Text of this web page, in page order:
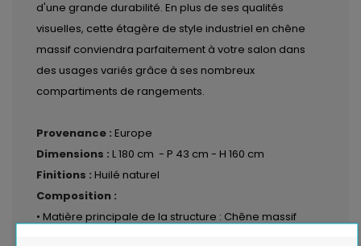
d'une grande durabilité. En plus de ses qualités
visuelles, cette étagère de style industriel en chêne
massif conviendra parfaitement à votre salon dans
des usages variés grâce à ses nombreux
compartiments de rangements.
Provenance : Europe
Dimensions : L 180 cm - P 43 cm - H 160 cm
Finitions : Huilé naturel
Composition :
• Matière principale de la structure : Chêne massif